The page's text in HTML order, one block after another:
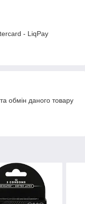
- LiqPay
обмін даного товару